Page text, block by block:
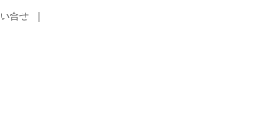
合せ｜